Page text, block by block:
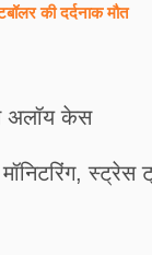
की दर्दनाक मौत
अलॉय केस